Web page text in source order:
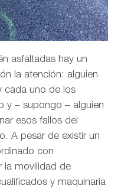
asfaltadas hay un
la atención: alguien
cada uno de los
y – supongo – alguien
esos fallos del
A pesar de existir un
con
la movilidad de
y maquinaria